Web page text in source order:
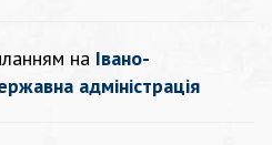
на Івано-
адміністрація